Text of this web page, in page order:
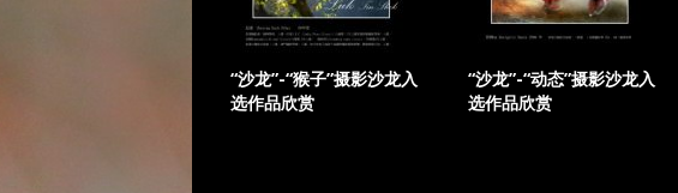
“沙龙”-“猴子”摄影沙龙入
选作品欣赏
“沙龙”-“动态”摄影沙龙入
选作品欣赏